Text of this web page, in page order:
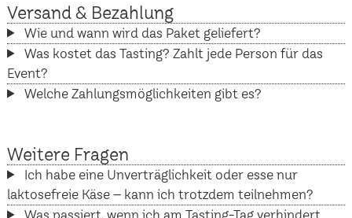
Versand & Bezahlung
Wie und wann wird das Paket geliefert?
Was kostet das Tasting? Zahlt jede Person für das
Event?
Welche Zahlungsmöglichkeiten gibt es?
Weitere Fragen
Ich habe eine Unverträglichkeit oder esse nur
laktosefreie Käse – kann ich trotzdem teilnehmen?
Was passiert, wenn ich am Tasting-Tag verhindert